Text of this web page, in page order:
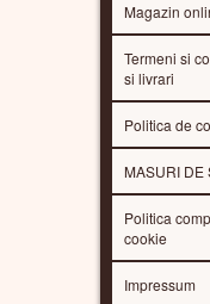
Magazin
Termeni si
si livrari
Politica de
MASURI DE
Politica
cookie
Impressum